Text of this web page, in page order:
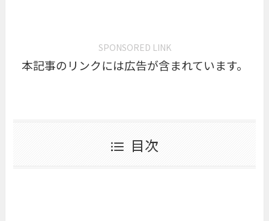
SPONSORED LINK
本記事のリンクには広告が含まれています。
目次